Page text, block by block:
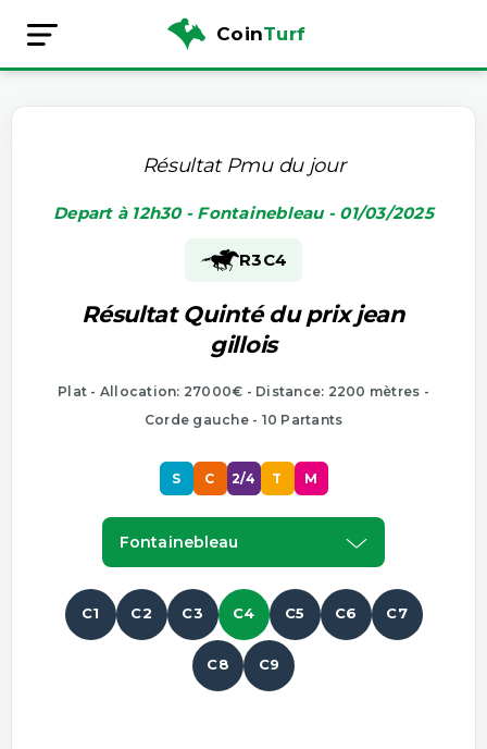
CoinTurf
Résultat Pmu du jour
Depart à 12h30 - Fontainebleau - 01/03/2025
R3C4
Résultat Quinté du prix jean
gillois
Plat - Allocation: 27000€ - Distance: 2200 mètres -
Corde gauche - 10 Partants
S C 2/4 T M
Fontainebleau
C1 C2 C3 C4 C5 C6 C7
C8 C9